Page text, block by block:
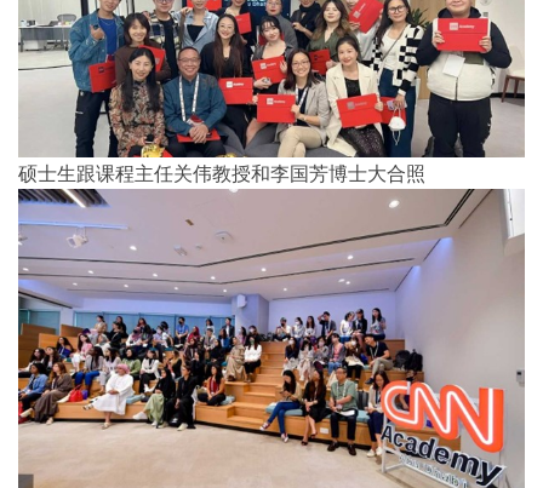
硕士生跟课程主任关伟教授和李国芳博士大合照